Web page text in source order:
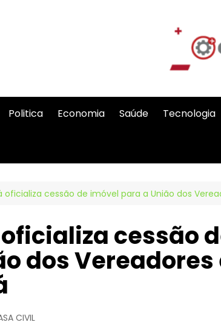
Politica Economia Saúde Tecnologia
oficializa cessão de imóvel para a União dos
cessão
dos Vereadores
CIVIL